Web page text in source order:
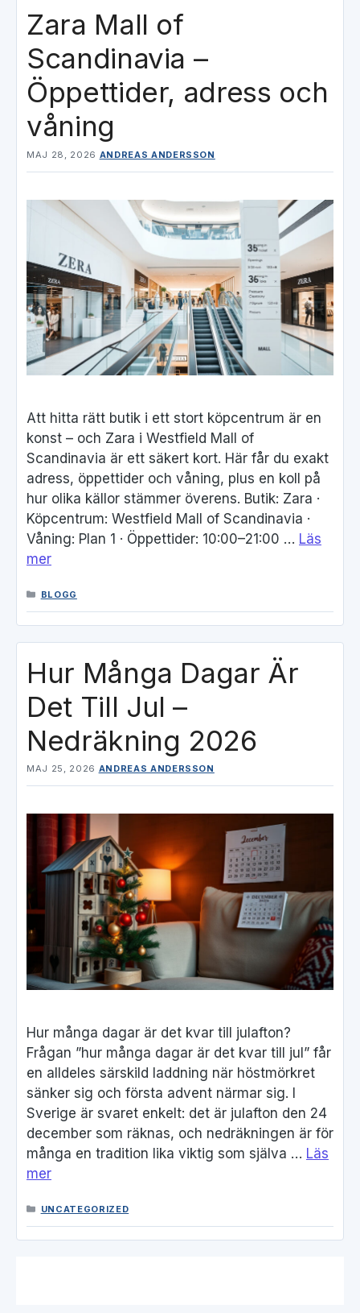
Zara Mall of
Scandinavia –
Öppettider, adress och
våning
MAJ 28, 2026 ANDREAS ANDERSSON
Att hitta rätt butik i ett stort köpcentrum är en
konst – och Zara i Westfield Mall of
Scandinavia är ett säkert kort. Här får du exakt
adress, öppettider och våning, plus en koll på
hur olika källor stämmer överens. Butik: Zara ·
Köpcentrum: Westfield Mall of Scandinavia ·
Våning: Plan 1 · Öppettider: 10:00–21:00 … Läs
mer
KATEGORIER
BLOGG
Hur Många Dagar Är
Det Till Jul –
Nedräkning 2026
MAJ 25, 2026 ANDREAS ANDERSSON
Hur många dagar är det kvar till julafton?
Frågan ”hur många dagar är det kvar till jul” får
en alldeles särskild laddning när höstmörkret
sänker sig och första advent närmar sig. I
Sverige är svaret enkelt: det är julafton den 24
december som räknas, och nedräkningen är för
många en tradition lika viktig som själva … Läs
mer
KATEGORIER
UNCATEGORIZED